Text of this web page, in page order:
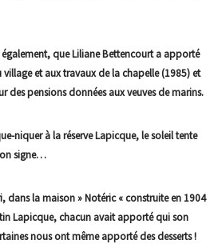
que Liliane Bettencourt a apporté
et aux travaux de la chapelle (1985) et
des pensions données aux veuves de marins.
niquer à la réserve Lapicque, lesoleil tente
signe…
dans la maison » Notéric « construite en 1904
Lapicque, chacun avait apporté qui son
nous ont même apporté des desserts !